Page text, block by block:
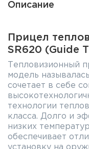
Описание
Прицел
SR620 (Guide
Тепловизионный
модель
сочетает в себе
технологии
класса. Долго и
низких
обеспечивает
установку на